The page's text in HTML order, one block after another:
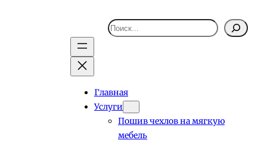
Поиск
Главная
Услуги
Пошив чехлов на мягкую
мебель